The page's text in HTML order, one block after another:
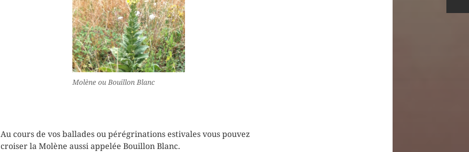
Molène ou Bouillon Blanc
Au cours de vos ballades ou pérégrinations estivales vous pouvez
croiser la Molène aussi appelée Bouillon Blanc.